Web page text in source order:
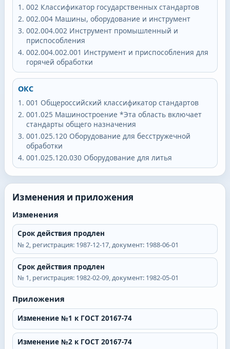
002 Классификатор государственных стандартов
002.004 Машины, оборудование и инструмент
002.004.002 Инструмент промышленный и
приспособления
002.004.002.001 Инструмент и приспособления для
горячей обработки
ОКС
001 Общероссийский классификатор стандартов
001.025 Машиностроение *Эта область включает
стандарты общего назначения
001.025.120 Оборудование для бесстружечной
обработки
001.025.120.030 Оборудование для литья
Изменения и приложения
Изменения
Срок действия продлен
№2, регистрация: 1987-12-17, документ: 1988-06-01
Срок действия продлен
№ 1, регистрация: 1982-02-09, документ: 1982-05-01
Приложения
Изменение №1 к ГОСТ 20167-74
Изменение №2 к ГОСТ 20167-74